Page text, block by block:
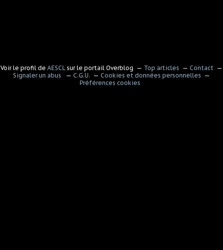
Voir le profil deAESCL sur le portail Overblog Top articles
Contact
Signaler un abus
C.G.U.
Cookies et données personnelles
Préférences cookies